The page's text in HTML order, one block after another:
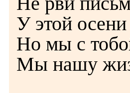
У этой
Но мы с
Мы нашу